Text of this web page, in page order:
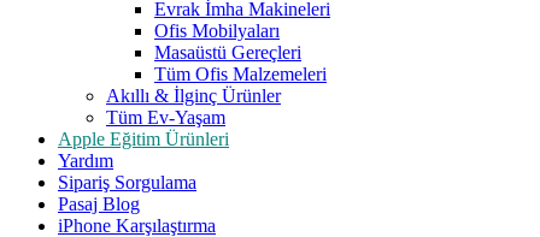
Evrak İmha Makineleri
Ofis Mobilyaları
Masaüstü Gereçleri
Tüm Ofis Malzemeleri
Akıllı & İlginç Ürünler
Tüm Ev-Yaşam
Apple Eğitim Ürünleri
Yardım
Sipariş Sorgulama
Pasaj Blog
iPhone Karşılaştırma